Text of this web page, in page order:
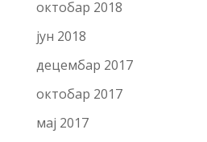
октобар 2018
јун 2018
децембар 2017
октобар 2017
мај 2017